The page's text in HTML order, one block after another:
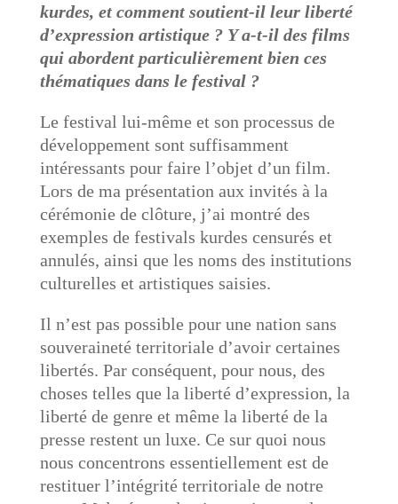
kurdes, et comment soutient-il leur liberté
d’expression artistique ? Y a-t-il des films
qui abordent particulièrement bien ces
thématiques dans le festival ?
Le festival lui-même et son processus de
développement sont suffisamment
intéressants pour faire l’objet d’un film.
Lors de ma présentation aux invités à la
cérémonie de clôture, j’ai montré des
exemples de festivals kurdes censurés et
annulés, ainsi que les noms des institutions
culturelles et artistiques saisies.
Il n’est pas possible pour une nation sans
souveraineté territoriale d’avoir certaines
libertés. Par conséquent, pour nous, des
choses telles que la liberté d’expression, la
liberté de genre et même la liberté de la
presse restent un luxe. Ce sur quoi nous
nous concentrons essentiellement est de
restituer l’intégrité territoriale de notre